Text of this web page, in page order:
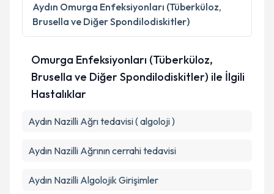
Aydın Omurga Enfeksiyonları (Tüberküloz,
Brusella ve Diğer Spondilodiskitler)
Omurga Enfeksiyonları (Tüberküloz,
Brusella ve Diğer Spondilodiskitler) ile İlgili
Hastalıklar
Aydın Nazilli Ağrı tedavisi ( algoloji )
Aydın Nazilli Ağrının cerrahi tedavisi
Aydın Nazilli Algolojik Girişimler